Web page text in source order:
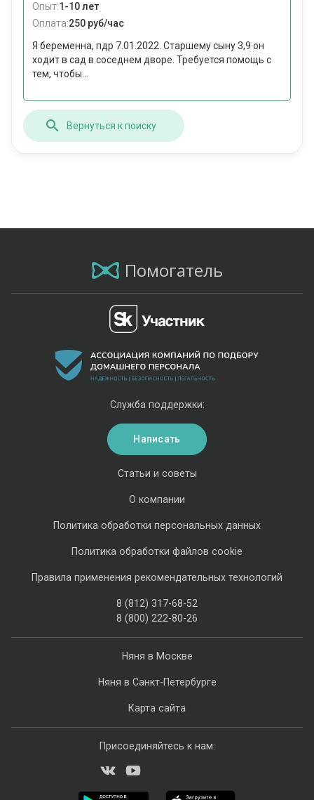
Опыт:1-10 лет
Оплата:250 руб/час
Я беременна, пдр 7.01.2022. Старшему сыну 3,9 он
ходит в сад в соседнем дворе. Требуется помощь с
тем, чтобы...
Вернуться к поиску
Помогатель
Няня в Москве
Няня в Санкт-Петербурге
Карта сайта
Статьи и советы
О компании
Политика обработки персональных данных
Политика обработки файлов cookie
Правила применения рекомендательных технологий
8 (812) 317-68-52
8 (800) 222-80-26
Служба поддержки:
Написать
Присоединяйтесь к нам: